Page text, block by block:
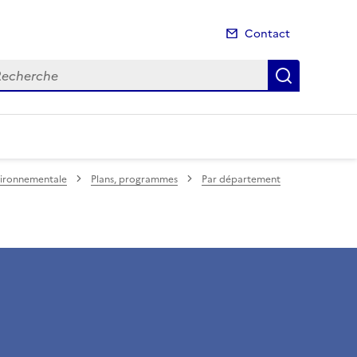
Contact
Plans, programmes Par département